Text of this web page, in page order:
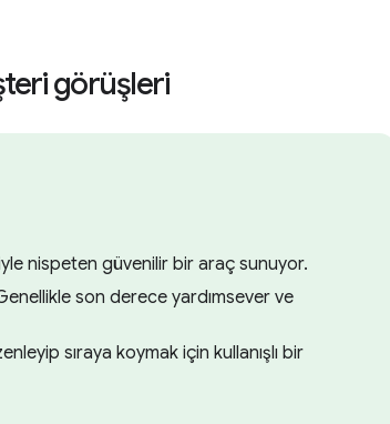
görüşleri
nispeten güvenilir bir araç sunuyor.
son derece yardımsever ve
sıraya koymak için kullanışlı bir